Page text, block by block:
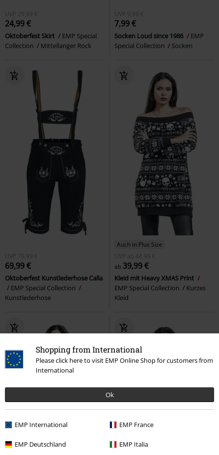
Shopping from International
Please click here to visit EMP Online Shop for customers from
International
Ok
EMP International EMP France
EMP Deutschland EMP Italia
UVP 29,99 €
24,99 €
Oktoberfest Skirt
EMP Special
Collection
Mittellanger Rock
UVP 9,99 €
7,99 €
Socken Loud since 1986
EMP
Special Collection
Socken
UVP 79,99 €
69,99 €
Oktoberfest Kunstlederhose Calla
EMP Special Collection
Kunstlederhose
Auch in Plus Size
UVP
ab
44,99 €
ab 39,99 €
Kleid mit Heavy XMAS Print
EMP Special Collection
Kurzes
Kleid